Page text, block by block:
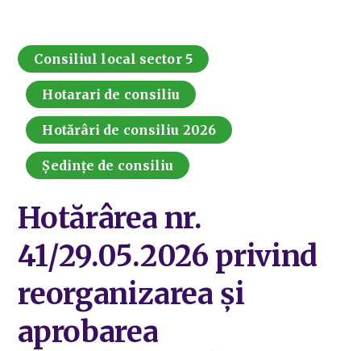
Consiliul local sector 5
Hotarari de consiliu
Hotărâri de consiliu 2026
Ședințe de consiliu
Hotărârea nr.
41/29.05.2026 privind
reorganizarea și
aprobarea